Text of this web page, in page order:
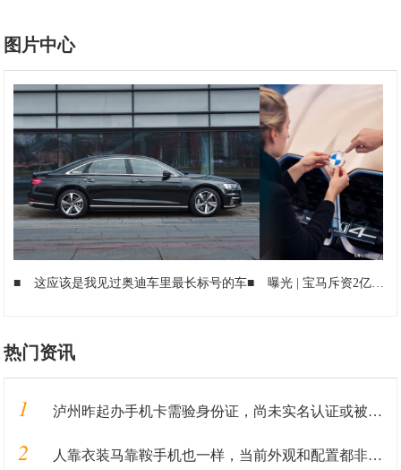
图片中心
■ 这应该是我见过奥迪车里最长标号的车■ 曝光 | 宝马斥资2亿欧元改建慕尼黑工厂 i4即将量产
热门资讯
1 泸州昨起办手机卡需验身份证，尚未实名认证或被停机
2 人靠衣装马靠鞍手机也一样，当前外观和配置都非常漂亮的旗舰手机